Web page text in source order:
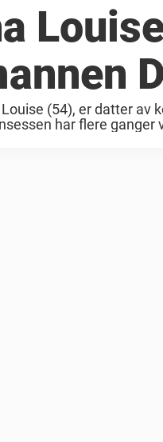
(54), er datter av
har flere ganger